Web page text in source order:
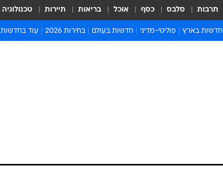
תרבות סלבס כסף אוכל בריאות תיירות טכנולוגיה
חדשות בארץ פוליטי-מדיני חדשות בעולם בחירות 2026 עוד בחדשות